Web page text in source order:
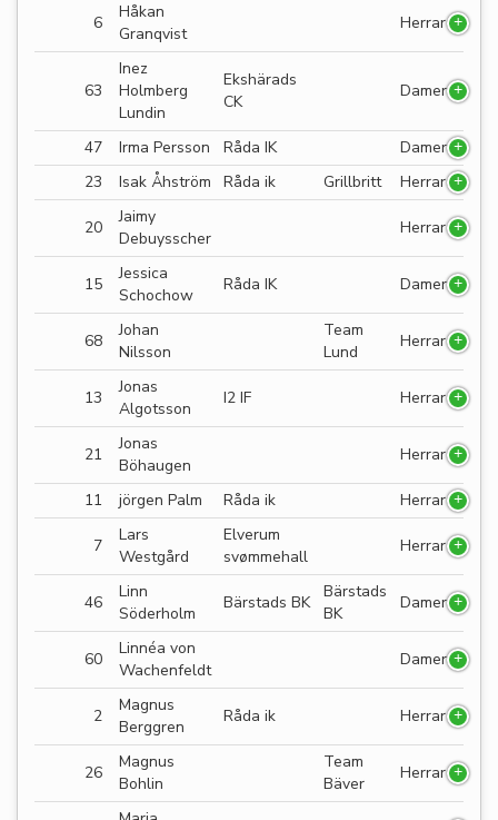
6
Håkan
Granqvist
Herrar
63
Inez
Holmberg
Lundin
Ekshärads
CK
Damer
47 Irma Persson Råda IK
Damer
23
Isak Åhström Råda ik Grillbritt Herrar
20
Jaimy
Debuysscher
Herrar
15
Jessica
Schochow
Råda IK Damer
68
Johan
Nilsson
Team
Lund
Herrar
13
Jonas
Algotsson
I2 IF Herrar
21
Jonas
Böhaugen
Herrar
11 jörgen Palm Råda ik Herrar
7
Lars
Westgård
Elverum
svømmehall
Herrar
46
Linn
Söderholm
Bärstads BK
Bärstads
BK
Damer
60
Linnéa von
Wachenfeldt
Damer
2
Magnus
Berggren
Råda ik Herrar
26
Magnus
Bohlin
Team
Bäver
Herrar